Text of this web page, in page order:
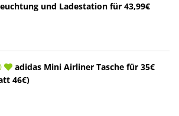
und Ladestation für 43,99€
adidas Mini Airliner Tasche für 35€
46€)